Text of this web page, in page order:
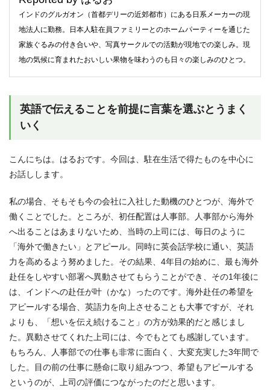
インドのグルガオン（首都デリーの近郊都市）にある日系メーカーの現
地法人に勤務。日本人駐在員ファミリーとのホームパーティーを通じた
家族ぐるみの付き合いや、写真サークルでの活動が現地での楽しみ。現
地の気候に育まれたおいしい果物を味わうのも日々の楽しみのひとつ。
英語で伝えることを前提に言葉を選ぶとうまく
いく
こんにちは。はるおです。今回は、駐在生活で得たものを中心に
お話しします。
私の場合、そもそも今の会社に入社した動機のひとつが、海外で
働くことでした。ところが、初任配置は人事部。人事部から海外
へ出ることはあまりないため、当時の上司には、毎日のように
「海外で働きたい」とアピール。同時に英会話学校に通い、英語
力を高めるよう努めました。その結果、4年目の始めに、最も海外
赴任をしやすい部署へ異動させてもらうことができ、その1年後に
は、インドへの赴任が叶（かな）ったのです。海外赴任の希望を
アピールする場合、英語力を向上させることも大事ですが、それ
よりも、「想いを伝え続けること」の方が効果的だと感じまし
た。異動させてくれた上司には、今でもとても感謝しています。
もちろん、人事部での仕事も非常に面白く、大変充実した3年間で
した。目の前の仕事に懸命に取り組みつつ、希望もアピールする
というのが、上司の評価につながったのだと思います。